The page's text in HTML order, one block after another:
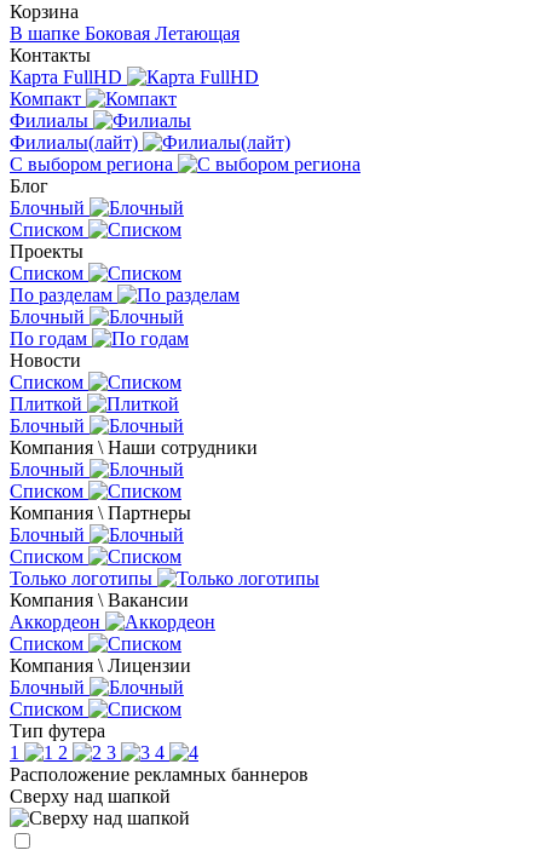
Корзина
В шапке Боковая Летающая
Контакты
Карта FullHD
Компакт
Филиалы
Филиалы(лайт)
С выбором региона
Блог
Блочный
Списком
Проекты
Списком
По разделам
Блочный
По годам
Новости
Списком
Плиткой
Блочный
Компания \ Наши сотрудники
Блочный
Списком
Компания \ Партнеры
Блочный
Списком
Только логотипы
Компания \ Вакансии
Аккордеон
Списком
Компания \ Лицензии
Блочный
Списком
Тип футера
1
2 3
4
Расположение рекламных баннеров
Сверху над шапкой